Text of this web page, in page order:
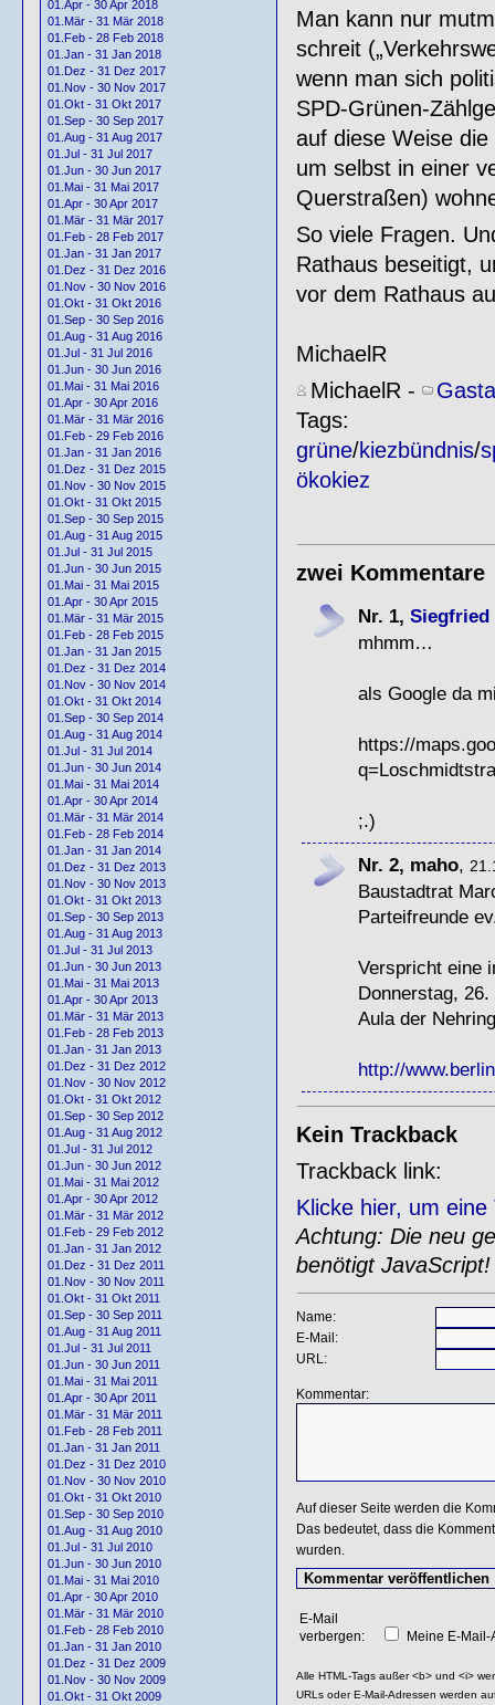
01.Apr - 30 Apr 2018
01.Mär - 31 Mär 2018
01.Feb - 28 Feb 2018
01.Jan - 31 Jan 2018
01.Dez - 31 Dez 2017
01.Nov - 30 Nov 2017
01.Okt - 31 Okt 2017
01.Sep - 30 Sep 2017
01.Aug - 31 Aug 2017
01.Jul - 31 Jul 2017
01.Jun - 30 Jun 2017
01.Mai - 31 Mai 2017
01.Apr - 30 Apr 2017
01.Mär - 31 Mär 2017
01.Feb - 28 Feb 2017
01.Jan - 31 Jan 2017
01.Dez - 31 Dez 2016
01.Nov - 30 Nov 2016
01.Okt - 31 Okt 2016
01.Sep - 30 Sep 2016
01.Aug - 31 Aug 2016
01.Jul - 31 Jul 2016
01.Jun - 30 Jun 2016
01.Mai - 31 Mai 2016
01.Apr - 30 Apr 2016
01.Mär - 31 Mär 2016
01.Feb - 29 Feb 2016
01.Jan - 31 Jan 2016
01.Dez - 31 Dez 2015
01.Nov - 30 Nov 2015
01.Okt - 31 Okt 2015
01.Sep - 30 Sep 2015
01.Aug - 31 Aug 2015
01.Jul - 31 Jul 2015
01.Jun - 30 Jun 2015
01.Mai - 31 Mai 2015
01.Apr - 30 Apr 2015
01.Mär - 31 Mär 2015
01.Feb - 28 Feb 2015
01.Jan - 31 Jan 2015
01.Dez - 31 Dez 2014
01.Nov - 30 Nov 2014
01.Okt - 31 Okt 2014
01.Sep - 30 Sep 2014
01.Aug - 31 Aug 2014
01.Jul - 31 Jul 2014
01.Jun - 30 Jun 2014
01.Mai - 31 Mai 2014
01.Apr - 30 Apr 2014
01.Mär - 31 Mär 2014
01.Feb - 28 Feb 2014
01.Jan - 31 Jan 2014
01.Dez - 31 Dez 2013
01.Nov - 30 Nov 2013
01.Okt - 31 Okt 2013
01.Sep - 30 Sep 2013
01.Aug - 31 Aug 2013
01.Jul - 31 Jul 2013
01.Jun - 30 Jun 2013
01.Mai - 31 Mai 2013
01.Apr - 30 Apr 2013
01.Mär - 31 Mär 2013
01.Feb - 28 Feb 2013
01.Jan - 31 Jan 2013
01.Dez - 31 Dez 2012
01.Nov - 30 Nov 2012
01.Okt - 31 Okt 2012
01.Sep - 30 Sep 2012
01.Aug - 31 Aug 2012
01.Jul - 31 Jul 2012
01.Jun - 30 Jun 2012
01.Mai - 31 Mai 2012
01.Apr - 30 Apr 2012
01.Mär - 31 Mär 2012
01.Feb - 29 Feb 2012
01.Jan - 31 Jan 2012
01.Dez - 31 Dez 2011
01.Nov - 30 Nov 2011
01.Okt - 31 Okt 2011
01.Sep - 30 Sep 2011
01.Aug - 31 Aug 2011
01.Jul - 31 Jul 2011
01.Jun - 30 Jun 2011
01.Mai - 31 Mai 2011
01.Apr - 30 Apr 2011
01.Mär - 31 Mär 2011
01.Feb - 28 Feb 2011
01.Jan - 31 Jan 2011
01.Dez - 31 Dez 2010
01.Nov - 30 Nov 2010
01.Okt - 31 Okt 2010
01.Sep - 30 Sep 2010
01.Aug - 31 Aug 2010
01.Jul - 31 Jul 2010
01.Jun - 30 Jun 2010
01.Mai - 31 Mai 2010
01.Apr - 30 Apr 2010
01.Mär - 31 Mär 2010
01.Feb - 28 Feb 2010
01.Jan - 31 Jan 2010
01.Dez - 31 Dez 2009
01.Nov - 30 Nov 2009
01.Okt - 31 Okt 2009
Man kann nur
schreit
wenn man sich
SPD-Grünen-
auf diese Weise
um selbst in einer
Querstraßen)
So viele Fragen.
Rathaus beseitigt,
vor dem Rathaus
MichaelR
MichaelR -
Tags:
grüne/kiezbündnis/
ökokiez
zwei Kommentare
Nr. 1, Siegfried
mhmm…
als Google da
https://
;.)
Nr. 2, maho,
Baustadtrat
Parteifreunde
Verspricht eine
Donnerstag,
Aula der
http://
Kein Trackback
Trackback link:
Klicke hier, um
Achtung: Die neu
benötigt JavaScript!
Name:
E-Mail:
URL:
Kommentar:
Auf dieser Seite werden die
Das bedeutet, dass die
wurden.
E-Mail
verbergen:
Meine E-
Alle HTML-Tags außer <b> und <i>
URLs oder E-Mail-Adressen werden